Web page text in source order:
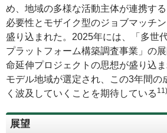
め、地域の多様な活動主体が連携す
必要性とモザイク型のジョブマッチ
盛り込まれた。2025年には、「多世
プラットフォーム構築調査事業」の
命延伸プロジェクトの思想が盛り込
モデル地域が選定され、この3年間の
く波及していくことを期待している 11)
展望